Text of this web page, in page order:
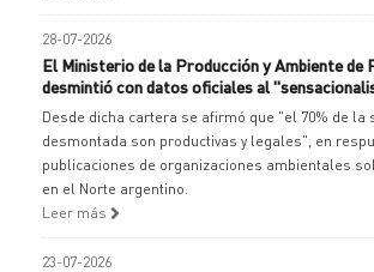
28-07-2026
El Ministerio de la Producción y Ambiente de
desmintió con datos oficiales al
Desde dicha cartera se afirmó que "el 70% de la
desmontada son productivas y legales", en
publicaciones de organizaciones ambientales
en el Norte argentino.
Leer más
23-07-2026